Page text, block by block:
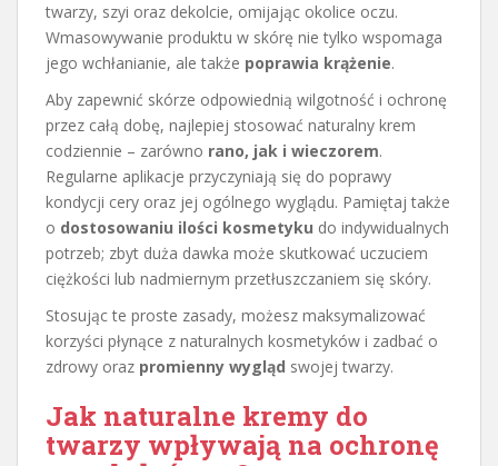
twarzy, szyi oraz dekolcie, omijając okolice oczu.
Wmasowywanie produktu w skórę nie tylko wspomaga
jego wchłanianie, ale także poprawia krążenie.
Aby zapewnić skórze odpowiednią wilgotność i ochronę
przez całą dobę, najlepiej stosować naturalny krem
codziennie – zarówno rano, jak i wieczorem.
Regularne aplikacje przyczyniają się do poprawy
kondycji cery oraz jej ogólnego wyglądu. Pamiętaj także
o dostosowaniu ilości kosmetyku do indywidualnych
potrzeb; zbyt duża dawka może skutkować uczuciem
ciężkości lub nadmiernym przetłuszczaniem się skóry.
Stosując te proste zasady, możesz maksymalizować
korzyści płynące z naturalnych kosmetyków i zadbać o
zdrowy oraz promienny wygląd swojej twarzy.
Jak naturalne kremy do
twarzy wpływają na ochronę